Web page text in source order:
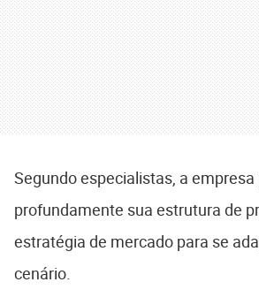
Segundo especialistas, a
profundamente sua estrutura de
estratégia de mercado para se
cenário.